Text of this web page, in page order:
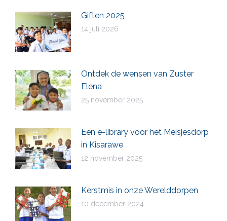
Giften 2025
14 juli 2026
Ontdek de wensen van Zuster
Elena
25 november 2025
Een e-library voor het Meisjesdorp
in Kisarawe
12 november 2025
Kerstmis in onze Werelddorpen
10 december 2024